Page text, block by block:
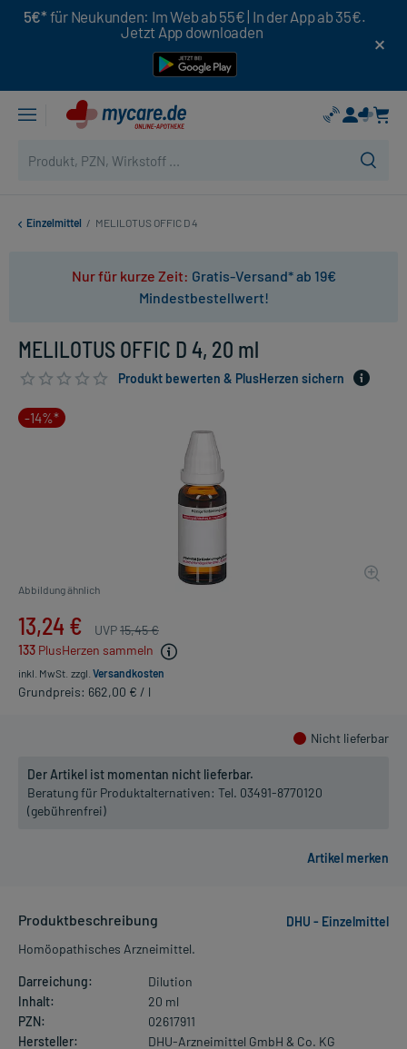
5€* für Neukunden: Im Web ab 55€ | In der App ab 35€.
Jetzt App downloaden
Einzelmittel / MELILOTUS OFFIC D 4
Nur für kurze Zeit: Gratis-Versand* ab 19€
Mindestbestellwert!
MELILOTUS OFFIC D 4, 20 ml
Produkt bewerten & PlusHerzen sichern
-14%*
Abbildung ähnlich
13,24 € UVP15,45 €
133 PlusHerzen sammeln
inkl. MwSt. zzgl. Versandkosten
Grundpreis: 662,00 € / l
Nicht lieferbar
Der Artikel ist momentan nicht lieferbar.
Beratung für Produktalternativen: Tel. 03491-8770120
(gebührenfrei)
Produktbeschreibung
DHU - Einzelmittel
Homöopathisches Arzneimittel.
Darreichung:
Dilution
Inhalt:
20 ml
PZN:
02617911
Hersteller:
DHU-Arzneimittel GmbH & Co. KG